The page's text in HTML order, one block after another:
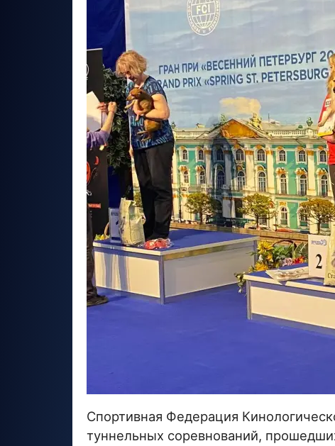
Спортивная Федерация
туннельных соревнований,